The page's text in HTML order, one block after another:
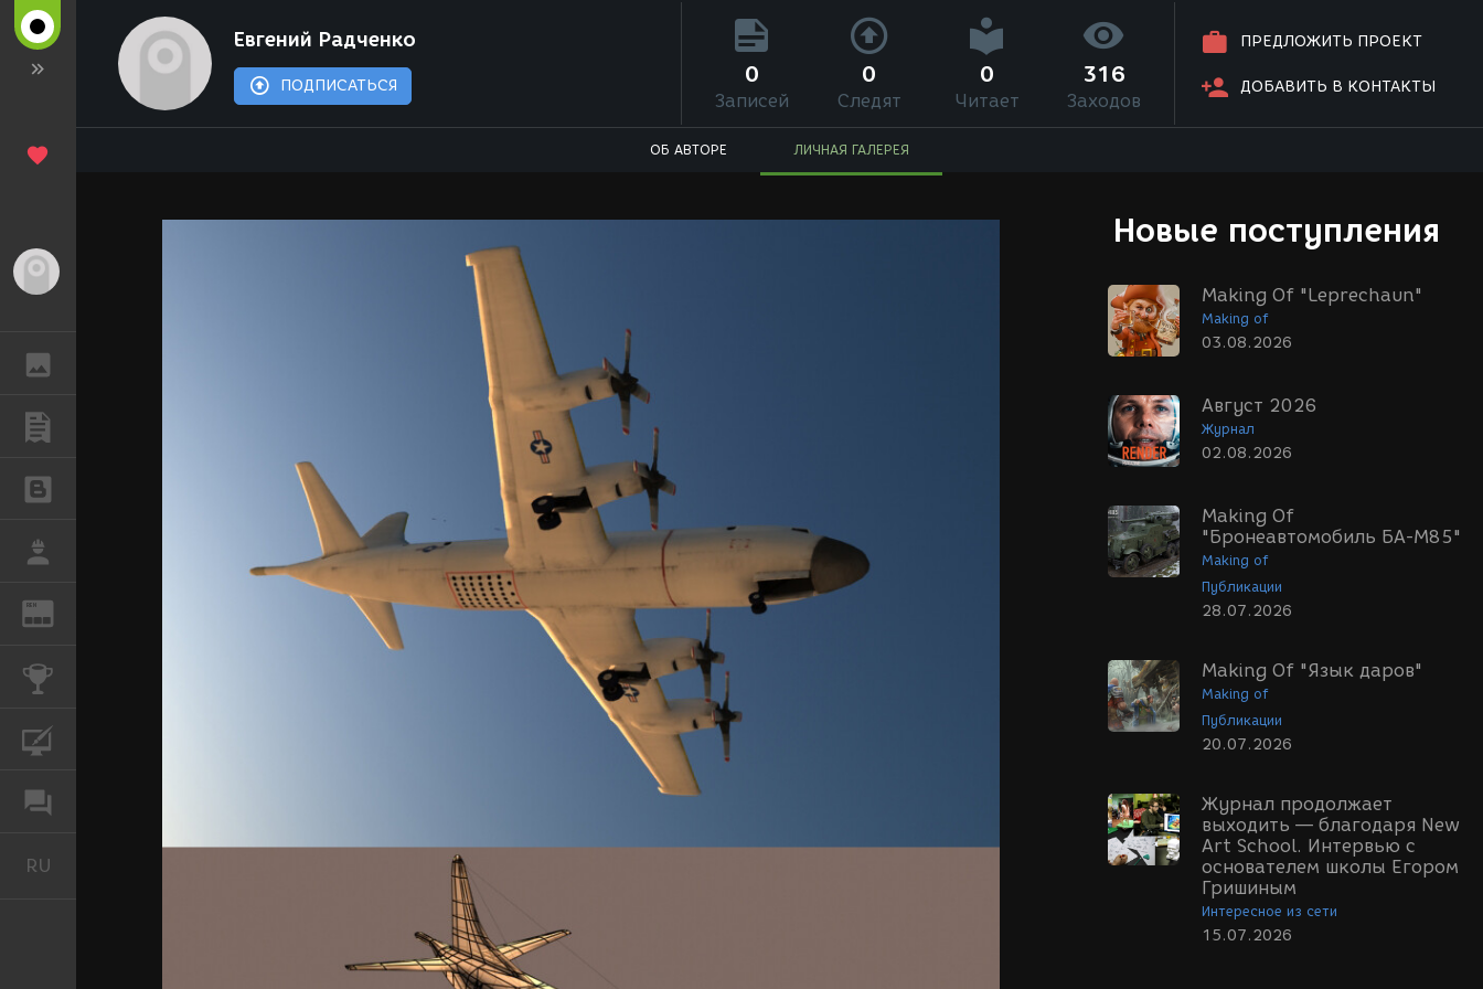
REN
RU
Евгений Радченко
ПОДПИСАТЬСЯ
ПРЕДЛОЖИТЬ ПРОЕКТ
ДОБАВИТЬ В КОНТАКТЫ
0
Записей
0
Следят
0
Читает
316
Заходов
ОБ АВТОРЕ ЛИЧНАЯ ГАЛЕРЕЯ
Новые поступления
Making Of "Leprechaun"
Making of
03.08.2026
Август 2026
Журнал
02.08.2026
Making Of
"Бронеавтомобиль БА-М85"
Making of
Публикации
28.07.2026
Making Of "Язык даров"
Making of
Публикации
20.07.2026
Журнал продолжает
выходить — благодаря New
Art School. Интервью с
основателем школы Егором
Гришиным
Интересное из сети
15.07.2026